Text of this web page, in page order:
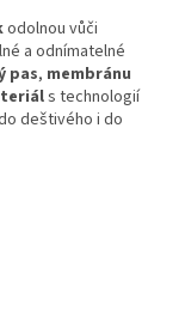
odolnou vůči
a odnímatelné
pas, membránu
s technologií
deštivého i do